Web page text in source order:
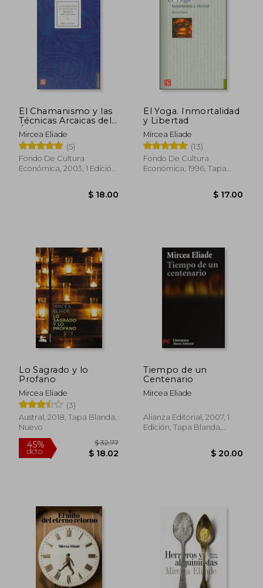
explorar los vínculos entre el pensamiento
de Oriente y Occidente.
Mircea Eliade escribió más de 15 ensayos y
El Chamanismo y las
Técnicas Arcaicas del
Éxtasis
Mircea Eliade
(5)
Fondo De Cultura
Económica, 2003, 1 Edición,
$ 18.00
El Yoga. Inmortalidad
y Libertad
Mircea Eliade
(13)
Fondo De Cultura
Económica, 1996, Tapa
Lo Sagrado y lo
Profano
Mircea Eliade
(3)
Austral, 2018, Tapa Blanda,
Nuevo
45%
dcto. $ 18.02
Tiempo de un
Centenario
Mircea Eliade
Alianza Editorial, 2007, 1
Edición, Tapa Blanda,